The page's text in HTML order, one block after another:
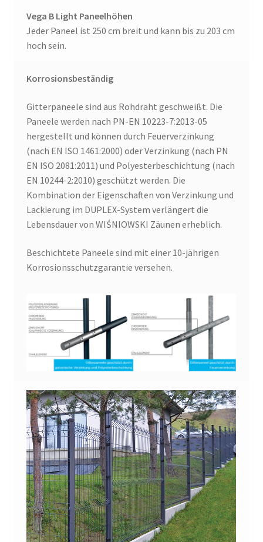
Vega B Light Paneelhöhen
Jeder Paneel ist 250 cm breit und kann bis zu 203 cm
hoch sein.
Korrosionsbeständig
Gitterpaneele sind aus Rohdraht geschweißt. Die
Paneele werden nach PN-EN 10223-7:2013-05
hergestellt und können durch Feuerverzinkung
(nach EN ISO 1461:2000) oder Verzinkung (nach PN
EN ISO 2081:2011) und Polyesterbeschichtung (nach
EN 10244-2:2010) geschützt werden. Die
Kombination der Eigenschaften von Verzinkung und
Lackierung im DUPLEX-System verlängert die
Lebensdauer von WIŚNIOWSKI Zäunen erheblich.
Beschichtete Paneele sind mit einer 10-jährigen
Korrosionsschutzgarantie versehen.